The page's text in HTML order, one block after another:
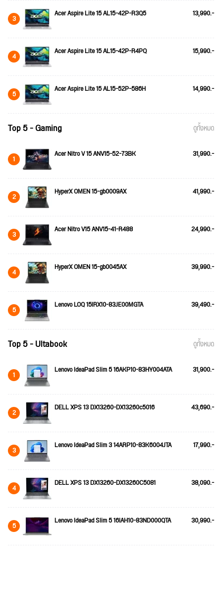
3 Acer Aspire Lite 15 AL15-42P-R3Q5 13,990.-
4 Acer Aspire Lite 15 AL15-42P-R4PQ 15,990.-
5 Acer Aspire Lite 15 AL15-52P-586H 14,990.-
Top 5 - Gaming ดูทั้งหมด
1 Acer Nitro V 15 ANV15-52-73BK 31,990.-
2 HyperX OMEN 15-gb0009AX 41,990.-
3 Acer Nitro V15 ANV15-41-R488 24,990.-
4 HyperX OMEN 15-gb0045AX 39,990.-
5 Lenovo LOQ 15IRX10-83JE00MGTA 39,490.-
Top 5 - Ultabook ดูทั้งหมด
1 Lenovo IdeaPad Slim 5 16AKP10-83HY004ATA 31,900.-
2 DELL XPS 13 DX13260-DX13260c5016 43,690.-
3 Lenovo IdeaPad Slim 3 14ARP10-83K6004JTA 17,990.-
4 DELL XPS 13 DX13260-DX13260C5081 38,090.-
5 Lenovo IdeaPad Slim 5 16IAH10-83ND000QTA 30,990.-